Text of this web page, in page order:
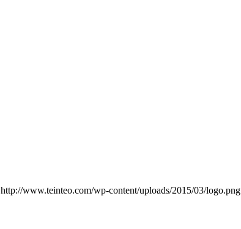
http://www.teinteo.com/wp-content/uploads/2015/03/logo.png